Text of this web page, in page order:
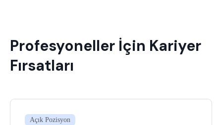
Profesyoneller İçin Kariyer
Fırsatları
Açık Pozisyon